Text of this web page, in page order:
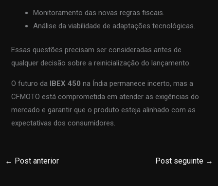
Monitoramento das novas regras fiscais.
Análise da viabilidade de adaptações tecnológicas.
Essas questões precisam ser consideradas antes de
qualquer decisão sobre a reinicialização do lançamento.
O futuro da IBEX 450 na Índia permanece incerto, mas a
CFMOTO está comprometida em atender as exigências do
mercado e garantir que o produto esteja alinhado com as
expectativas dos consumidores.
← Post anterior Post seguinte →